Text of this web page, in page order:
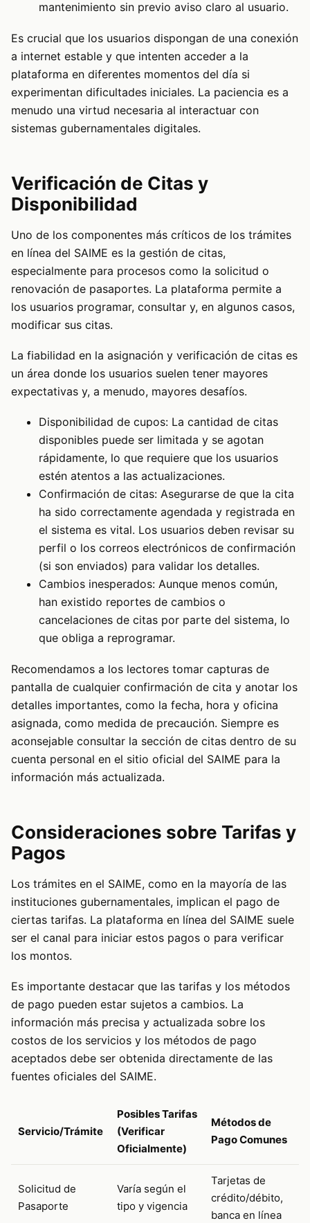
mantenimiento sin previo aviso claro al usuario.
Es crucial que los usuarios dispongan de una conexión
a internet estable y que intenten acceder a la
plataforma en diferentes momentos del día si
experimentan dificultades iniciales. La paciencia es a
menudo una virtud necesaria al interactuar con
sistemas gubernamentales digitales.
Verificación de Citas y
Disponibilidad
Uno de los componentes más críticos de los trámites
en línea del SAIME es la gestión de citas,
especialmente para procesos como la solicitud o
renovación de pasaportes. La plataforma permite a
los usuarios programar, consultar y, en algunos casos,
modificar sus citas.
La fiabilidad en la asignación y verificación de citas es
un área donde los usuarios suelen tener mayores
expectativas y, a menudo, mayores desafíos.
Disponibilidad de cupos: La cantidad de citas
disponibles puede ser limitada y se agotan
rápidamente, lo que requiere que los usuarios
estén atentos a las actualizaciones.
Confirmación de citas: Asegurarse de que la cita
ha sido correctamente agendada y registrada en
el sistema es vital. Los usuarios deben revisar su
perfil o los correos electrónicos de confirmación
(si son enviados) para validar los detalles.
Cambios inesperados: Aunque menos común,
han existido reportes de cambios o
cancelaciones de citas por parte del sistema, lo
que obliga a reprogramar.
Recomendamos a los lectores tomar capturas de
pantalla de cualquier confirmación de cita y anotar los
detalles importantes, como la fecha, hora y oficina
asignada, como medida de precaución. Siempre es
aconsejable consultar la sección de citas dentro de su
cuenta personal en el sitio oficial del SAIME para la
información más actualizada.
Consideraciones sobre Tarifas y
Pagos
Los trámites en el SAIME, como en la mayoría de las
instituciones gubernamentales, implican el pago de
ciertas tarifas. La plataforma en línea del SAIME suele
ser el canal para iniciar estos pagos o para verificar
los montos.
Es importante destacar que las tarifas y los métodos
de pago pueden estar sujetos a cambios. La
información más precisa y actualizada sobre los
costos de los servicios y los métodos de pago
aceptados debe ser obtenida directamente de las
fuentes oficiales del SAIME.
Servicio/Trámite
Posibles Tarifas
(Verificar
Oficialmente)
Métodos de
Pago Comunes
Solicitud de
Pasaporte
Varía según el
tipo y vigencia
Tarjetas de
crédito/débito,
banca en línea